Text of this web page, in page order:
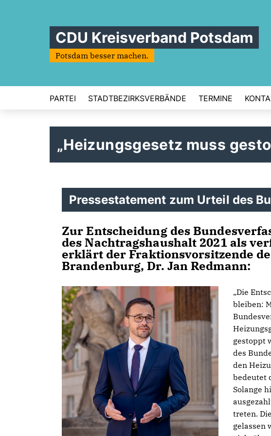
CDU Kreisverband Potsdam
Potsdam besser machen.
PARTEI STADTBEZIRKSVERBÄNDE TERMINE
Heizungsgesetz muss
Pressestatement zum Urteil des
Zur Entscheidung des
des Nachtragshaushalt 2021 als
erklärt der Fraktionsvorsitzende
Brandenburg, Dr. Jan Redmann:
Die
bleiben:
gestoppt
des
den
bedeutet
Solange
treten.
gelassen